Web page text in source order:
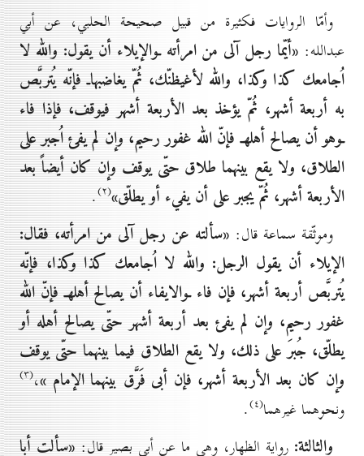
وأمّا الروايات فكثيرة من قبيل صحيحة الحلبي، عن أبي
عبدالله: «أيّما رجل آلى من امرأته ـوالإيلاء أن يقول: والله لا
اُجامعك كذا وكذا، والله لأغيظنّك، ثُمّ يغاضبهاـ فإنّه يُتربَّص
به أربعة أشهر، ثُمّ يؤخذ بعد الأربعة أشهر فيوقف، فإذا فاء
ـوهو أن يصالح أهلهـ فإنّ الله غفور رحيم، وإن لم يفئ اُجبر على
الطلاق، ولا يقع بينهما طلاق حتّى يوقف وإن كان أيضاً بعد
الأربعة أشهر، ثُمّ يجبر على أن يفيء أو يطلّق»(۲) .
وموثّقة سماعة قال: «سألته عن رجل آلى من امرأته، فقال:
الإيلاء أن يقول الرجل: والله لا اُجامعك كذا وكذا، فإنّه
يُتربَّص أربعة أشهر، فإن فاء ـوالايفاء أن يصالح أهلهـ فإنّ الله
غفور رحيم، وإن لم يفئ بعد أربعة أشهر حتّى يصالح أهله أو
يطلّق، جُبرَ على ذلك، ولا يقع الطلاق فيما بينهما حتّى يوقف
وإن كان بعد الأربعة أشهر، فإن أبى فَرَّق بينهما الإمام »،(۳)
ونحوهما غيرهما(٤) .
والثالثة: رواية الظهار، وهي ما عن أبي بصير قال: «سألت أبا